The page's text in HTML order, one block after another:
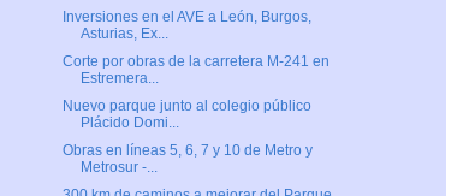
Inversiones en el AVE a León, Burgos,
Asturias, Ex...
Corte por obras de la carretera M-241 en
Estremera...
Nuevo parque junto al colegio público
Plácido Domi...
Obras en líneas 5, 6, 7 y 10 de Metro y
Metrosur -...